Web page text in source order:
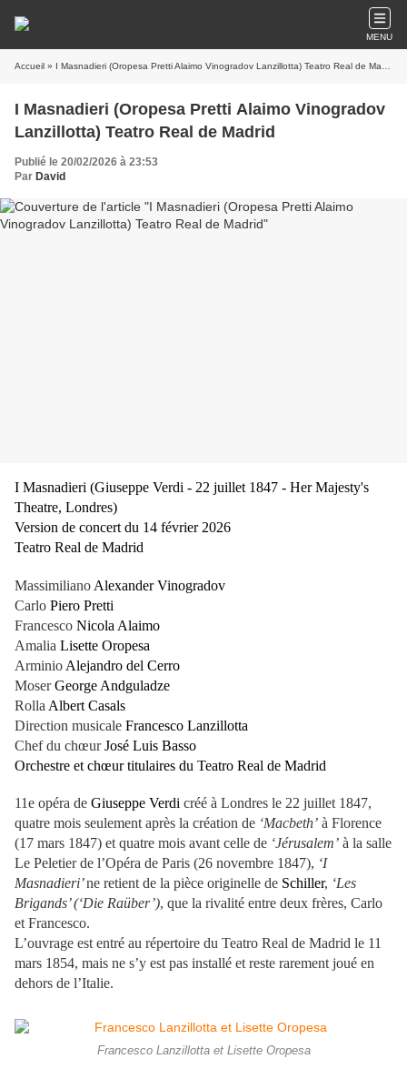
MENU
Accueil » I Masnadieri (Oropesa Pretti Alaimo Vinogradov Lanzillotta) Teatro Real de Madrid
I Masnadieri (Oropesa Pretti Alaimo Vinogradov
Lanzillotta) Teatro Real de Madrid
Publié le 20/02/2026 à 23:53
Par David
I Masnadieri (Giuseppe Verdi - 22 juillet 1847 - Her Majesty's
Theatre, Londres)
Version de concert du 14 février 2026
Teatro Real de Madrid
Massimiliano Alexander Vinogradov
Carlo Piero Pretti
Francesco Nicola Alaimo
Amalia Lisette Oropesa
Arminio Alejandro del Cerro
MoserGeorge Andguladze
Rolla Albert Casals
Direction musicale Francesco Lanzillotta
Chef du chœurJosé Luis Basso
Orchestre et chœur titulaires du Teatro Real de Madrid
11e opéra de Giuseppe Verdi créé à Londres le 22 juillet 1847,
quatre mois seulement après la création de ‘Macbeth’ à Florence
(17 mars 1847) et quatre mois avant celle de ‘Jérusalem’ à la salle
Le Peletier de l’Opéra de Paris (26 novembre 1847), ‘I
Masnadieri’ne retient de la pièce originelle de Schiller, ‘Les
Brigands’ (‘Die Raüber’), que la rivalité entre deux frères, Carlo
et Francesco.
L’ouvrage est entré au répertoire du Teatro Real de Madrid le 11
mars 1854, mais ne s’y est pas installé et reste rarement joué en
dehors de l’Italie.
Francesco Lanzillotta et Lisette Oropesa